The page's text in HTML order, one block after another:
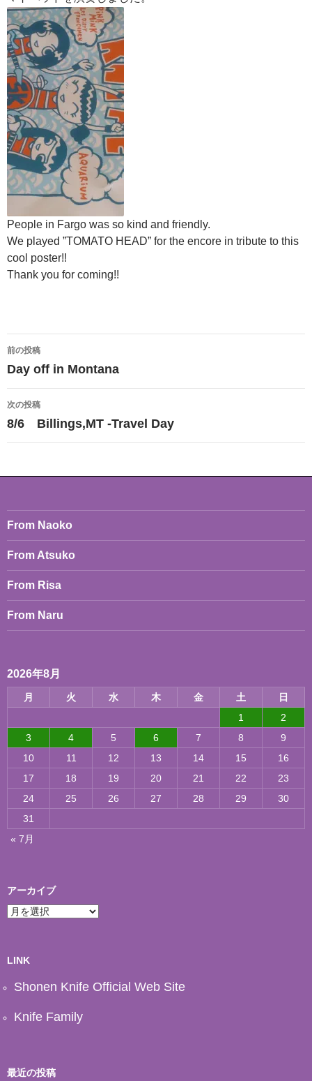
People in Fargo was so kind and friendly.
We played ”TOMATO HEAD” for the encore in tribute to this
cool poster!!
Thank you for coming!!
投
稿
ナ
ビ
ゲ
ョ
ン
前の投稿
Day off in Montana
次の投稿
8/6 Billings,MT -Travel Day
From Naoko
From Atsuko
From Risa
From Naru
2026年8月
月 火 水 木 金 土
日
1
2
3
4 5 6 7 8
9
10
11 12 13 14 15
16
17
18 19 20 21 22
23
24
25 26 27 28 29
30
31
« 7月
アーカイブ
ア
ブ
LINK
Shonen Knife Official Web Site
Knife Family
最近の投稿